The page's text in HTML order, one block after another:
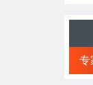
专